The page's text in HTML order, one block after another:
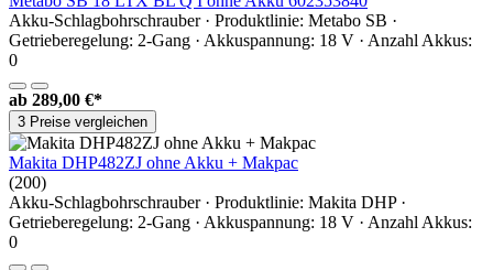
Akku-Schlagbohrschrauber · Produktlinie: Metabo SB ·
Getrieberegelung: 2-Gang · Akkuspannung: 18 V · Anzahl Akkus:
0
ab 289,00 €*
3 Preise vergleichen
Makita DHP482ZJ ohne Akku + Makpac
(200)
Akku-Schlagbohrschrauber · Produktlinie: Makita DHP ·
Getrieberegelung: 2-Gang · Akkuspannung: 18 V · Anzahl Akkus:
0